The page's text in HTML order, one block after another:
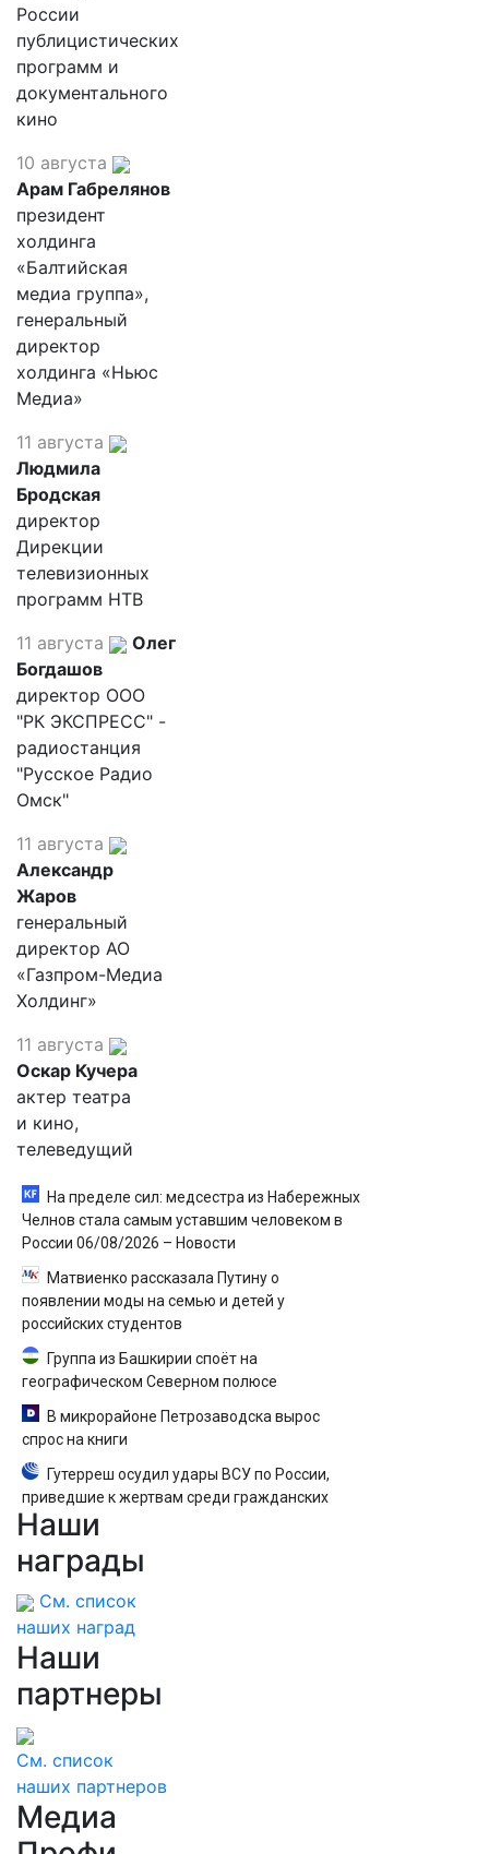
России
публицистических
программ и
документального
кино
10 августа
Арам Габрелянов
президент
холдинга
«Балтийская
медиа группа»,
генеральный
директор
холдинга «Ньюс
Медиа»
11 августа
Людмила
Бродская
директор
Дирекции
телевизионных
программ НТВ
11 августа
Олег
Богдашов
директор ООО
"РК ЭКСПРЕСС" -
радиостанция
"Русское Радио
Омск"
11 августа
Александр
Жаров
генеральный
директор АО
«Газпром-Медиа
Холдинг»
11 августа
Оскар Кучера
актер театра
и кино,
телеведущий
На пределе сил: медсестра из Набережных
Челнов стала самым уставшим человеком в
России 06/08/2026 – Новости
Матвиенко рассказала Путину о
появлении моды на семью и детей у
российских студентов
Группа из Башкирии споёт на
географическом Северном полюсе
В микрорайоне Петрозаводска вырос
спрос на книги
Гутерреш осудил удары ВСУ по России,
приведшие к жертвам среди гражданских
Наши
награды
См. список
наших наград
Наши
партнеры
См. список
наших партнеров
Медиа